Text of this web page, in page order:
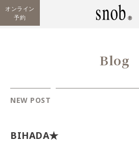
オンライン
予約
Blog
NEW POST
BIHADA★